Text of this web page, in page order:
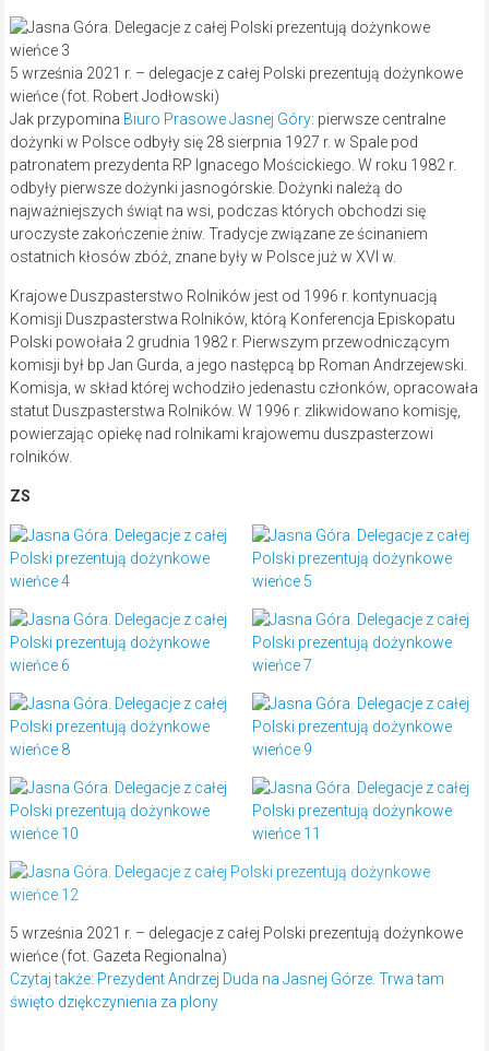
5 września 2021 r. – delegacje z całej Polski prezentują dożynkowe
wieńce (fot. Robert Jodłowski)
Jak przypomina Biuro Prasowe Jasnej Góry: pierwsze centralne
dożynki w Polsce odbyły się 28 sierpnia 1927 r. w Spale pod
patronatem prezydenta RP Ignacego Mościckiego. W roku 1982 r.
odbyły pierwsze dożynki jasnogórskie. Dożynki należą do
najważniejszych świąt na wsi, podczas których obchodzi się
uroczyste zakończenie żniw. Tradycje związane ze ścinaniem
ostatnich kłosów zbóż, znane były w Polsce już w XVI w.
Krajowe Duszpasterstwo Rolników jest od 1996 r. kontynuacją
Komisji Duszpasterstwa Rolników, którą Konferencja Episkopatu
Polski powołała 2 grudnia 1982 r. Pierwszym przewodniczącym
komisji był bp Jan Gurda, a jego następcą bp Roman Andrzejewski.
Komisja, w skład której wchodziło jedenastu członków, opracowała
statut Duszpasterstwa Rolników. W 1996 r. zlikwidowano komisję,
powierzając opiekę nad rolnikami krajowemu duszpasterzowi
rolników.
ZS
5 września 2021 r. – delegacje z całej Polski prezentują dożynkowe
wieńce (fot. Gazeta Regionalna)
Czytaj także: Prezydent Andrzej Duda na Jasnej Górze. Trwa tam
święto dziękczynienia za plony